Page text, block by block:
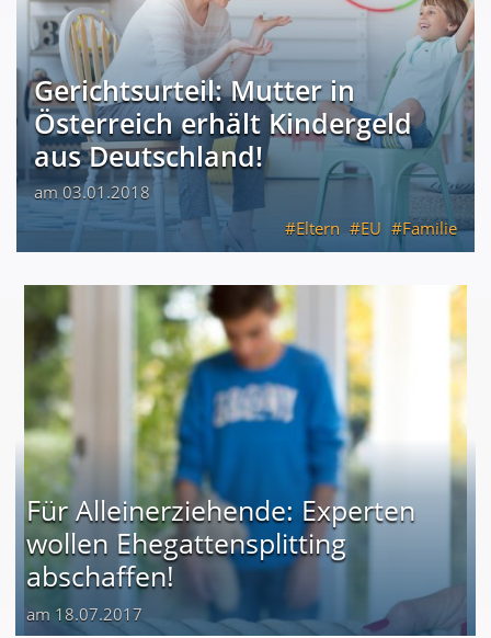
Gerichtsurteil: Mutter in
Österreich erhält Kindergeld
aus Deutschland!
am 03.01.2018
Eltern
EU Familie
Für Alleinerziehende: Experten
wollen Ehegattensplitting
abschaffen!
am 18.07.2017